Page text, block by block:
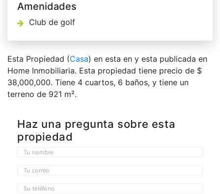
Amenidades
Club de golf
Esta Propiedad (Casa) en esta en y esta publicada en
Home Inmobiliaria. Esta propiedad tiene precio de $
38,000,000. Tiene 4 сuartos, 6 baños, y tiene un
terreno de 921 m².
Haz una pregunta sobre esta
propiedad